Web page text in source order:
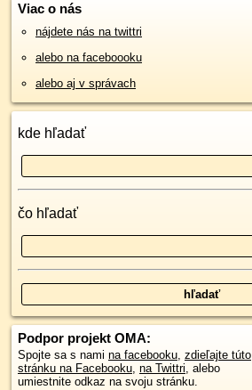
Viac o nás
nájdete nás na twittri
alebo na faceboooku
alebo aj v správach
kde hľadať
čo hľadať
Podpor projekt OMA:
Spojte sa s nami na facebooku, zdieľajte túto
stránku na Facebooku, na Twittri, alebo
umiestnite odkaz na svoju stránku.